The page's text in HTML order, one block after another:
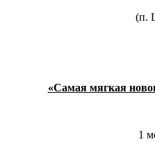
(п.
«Самая мягкая
1